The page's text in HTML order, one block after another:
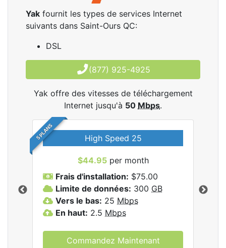
Yak fournit les types de services Internet
suivants dans Saint-Ours QC:
DSL
(877) 925-4925
Yak offre des vitesses de téléchargement
Internet jusqu'à 50 Mbps.
5 PLANS High Speed 25
$44.95per month
Frais d'installation: $75.00
Limite de données: 300 GB
Vers le bas: 25 Mbps
En haut: 2.5 Mbps
Commandez Maintenant